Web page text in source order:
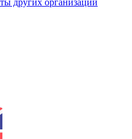
других организаций